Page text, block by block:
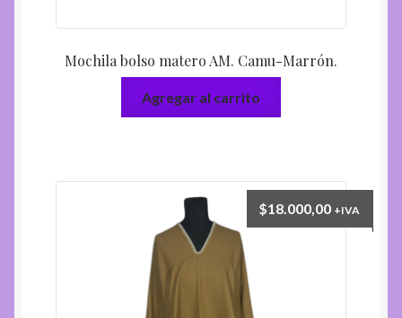
Mochila bolso matero AM. Camu-Marrón.
Agregar al carrito
$18.000,00 +IVA